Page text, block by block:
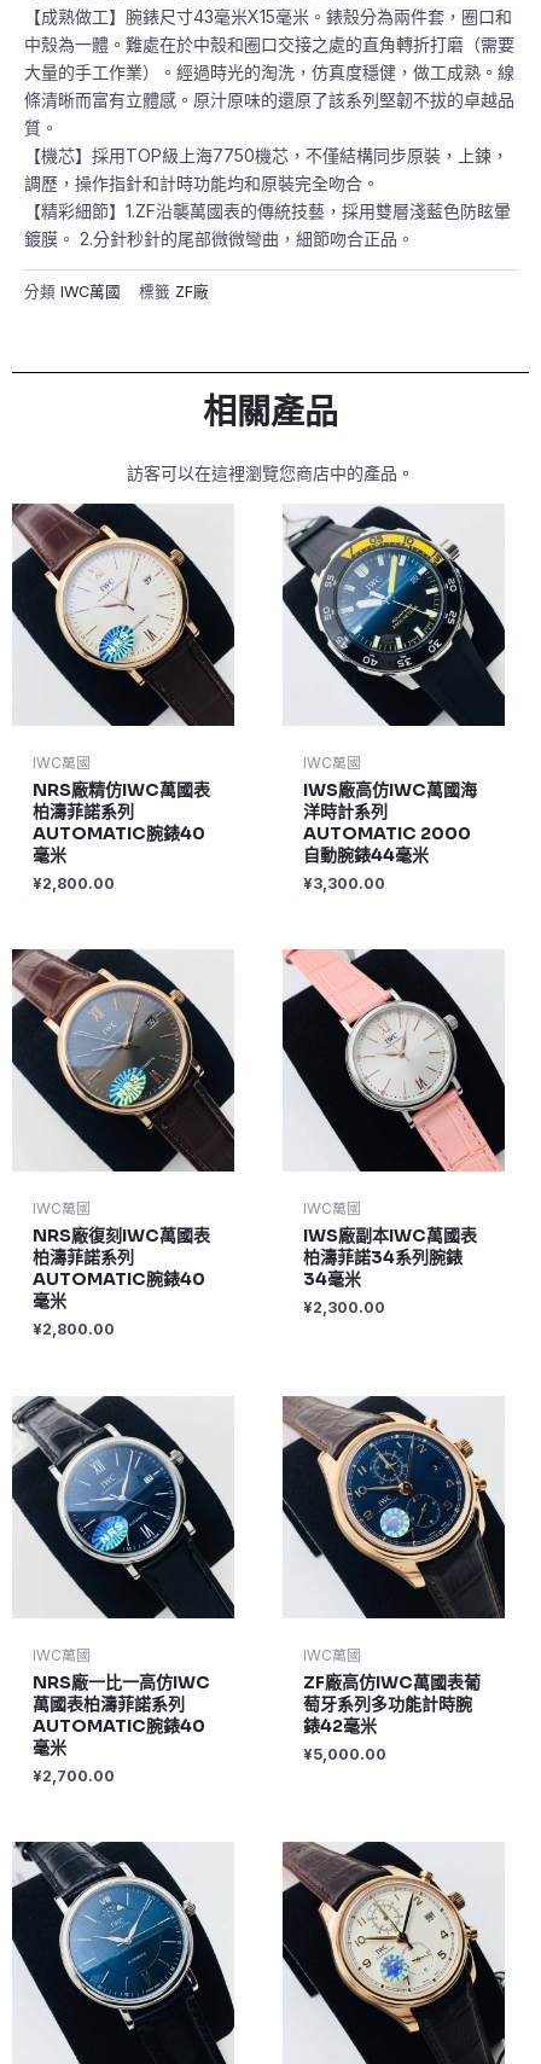
【成熟做工】腕錶尺寸43毫米X15毫米。錶殼分為兩件套，圈口和
中殼為一體。難處在於中殼和圈口交接之處的直角轉折打磨（需要
大量的手工作業）。經過時光的淘洗，仿真度穩健，做工成熟。線
條清晰而富有立體感。原汁原味的還原了該系列堅韌不拔的卓越品
質。
【機芯】採用TOP級上海7750機芯，不僅結構同步原裝，上鍊，
調歷，操作指針和計時功能均和原裝完全吻合。
【精彩細節】1.ZF沿襲萬國表的傳統技藝，採用雙層淺藍色防眩暈
鍍膜。 2.分針秒針的尾部微微彎曲，細節吻合正品。
分類 IWC萬國 標籤 ZF廠
相關產品
訪客可以在這裡瀏覽您商店中的產品。
IWC萬國
NRS廠精仿IWC萬國表
柏濤菲諾系列
AUTOMATIC腕錶40
毫米
¥2,800.00
IWC萬國
IWS廠高仿IWC萬國海
洋時計系列
AUTOMATIC 2000
自動腕錶44毫米
¥3,300.00
IWC萬國
NRS廠復刻IWC萬國表
柏濤菲諾系列
AUTOMATIC腕錶40
毫米
¥2,800.00
IWC萬國
IWS廠副本IWC萬國表
柏濤菲諾34系列腕錶
34毫米
¥2,300.00
IWC萬國
NRS廠一比一高仿IWC
萬國表柏濤菲諾系列
AUTOMATIC腕錶40
毫米
¥2,700.00
IWC萬國
ZF廠高仿IWC萬國表葡
萄牙系列多功能計時腕
錶42毫米
¥5,000.00